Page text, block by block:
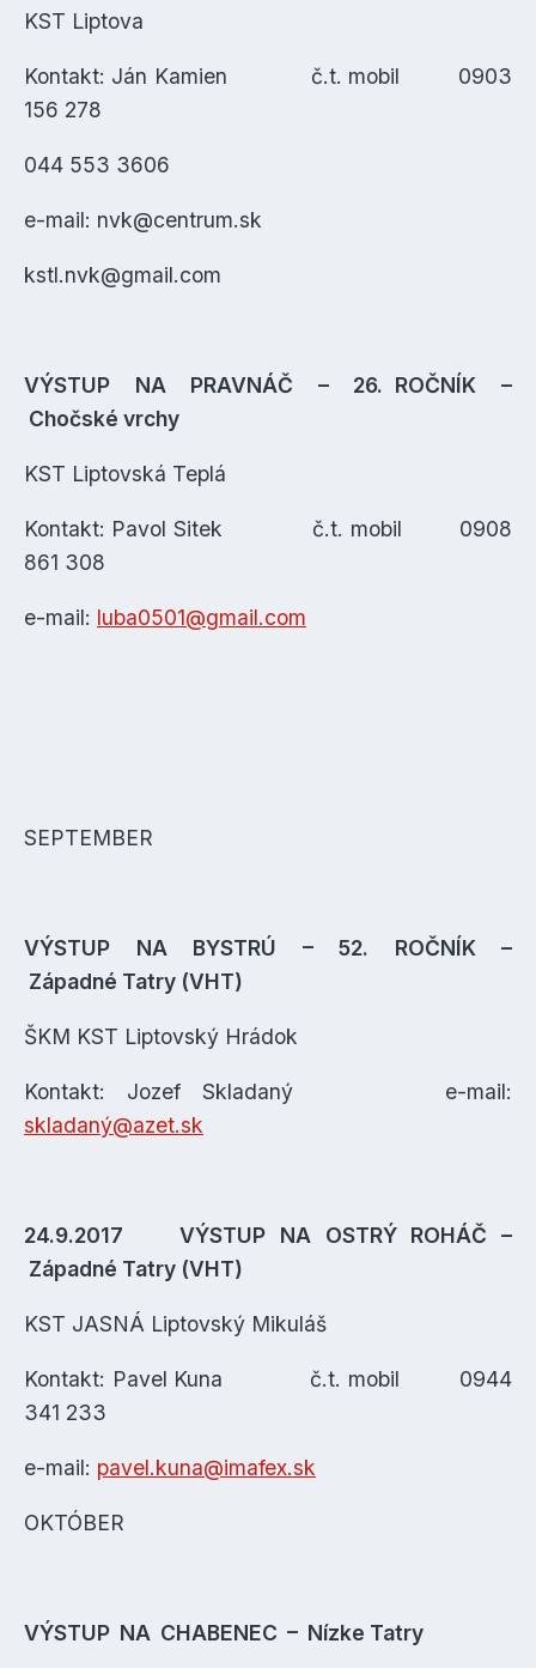
KST Liptova
Kontakt: Ján Kamien č.t. mobil 0903
156 278
044 553 3606
e-mail: nvk@centrum.sk
kstl.nvk@gmail.com
VÝSTUP NA PRAVNÁČ – 26. ROČNÍK –
Chočské vrchy
KST Liptovská Teplá
Kontakt: Pavol Sitek č.t. mobil 0908
861 308
e-mail: luba0501@gmail.com
SEPTEMBER
VÝSTUP NA BYSTRÚ – 52. ROČNÍK –
Západné Tatry (VHT)
ŠKM KST Liptovský Hrádok
Kontakt: Jozef Skladaný e-mail:
skladaný@azet.sk
24.9.2017 VÝSTUP NA OSTRÝ ROHÁČ –
Západné Tatry (VHT)
KST JASNÁ Liptovský Mikuláš
Kontakt: Pavel Kuna č.t. mobil 0944
341 233
e-mail: pavel.kuna@imafex.sk
OKTÓBER
VÝSTUP NA CHABENEC – Nízke Tatry